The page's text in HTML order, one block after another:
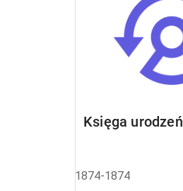
Księga urodzeń
1874-1874